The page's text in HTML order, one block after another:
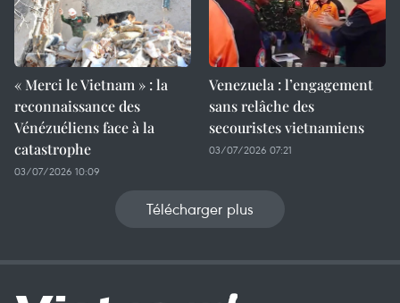
« Merci le Vietnam » : la
reconnaissance des
Vénézuéliens face à la
catastrophe
03/07/2026 10:09
Venezuela : l’engagement
sans relâche des
secouristes vietnamiens
03/07/2026 07:21
Télécharger plus